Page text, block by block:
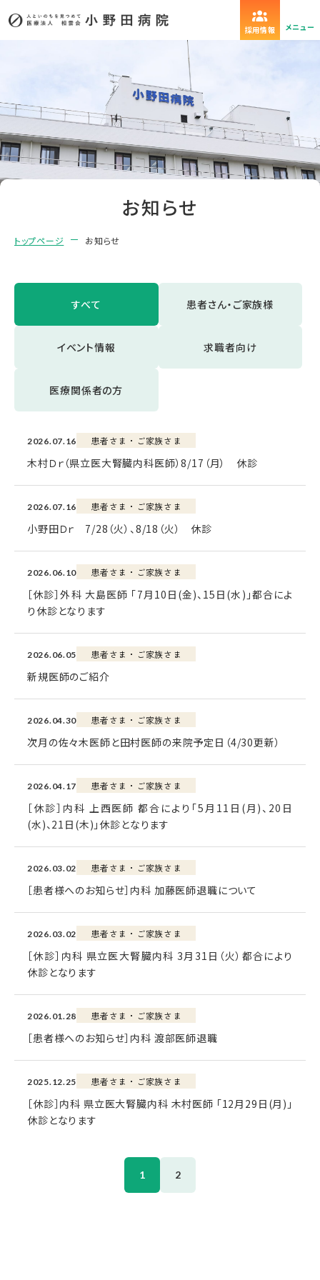
採用情報 メニュー
お知らせ
トップページ お知らせ
すべて 患者さん・ご家族様
イベント情報 求職者向け
医療関係者の方
2026.07.16 患者さま・ご家族さま
木村Ｄｒ（県立医大腎臓内科医師）8/17（月） 休診
2026.07.16 患者さま・ご家族さま
小野田Ｄｒ 7/28（火）、8/18（火） 休診
2026.06.10 患者さま・ご家族さま
［休診］外科 大島医師 「7月10日(金)、15日(水)」都合によ
り休診となります
2026.06.05 患者さま・ご家族さま
新規医師のご紹介
2026.04.30 患者さま・ご家族さま
次月の佐々木医師と田村医師の来院予定日（4/30更新）
2026.04.17 患者さま・ご家族さま
［休診］内科 上西医師 都合により｢5月11日(月)、20日
(水)、21日(木)｣休診となります
2026.03.02 患者さま・ご家族さま
［患者様へのお知らせ］内科 加藤医師退職について
2026.03.02 患者さま・ご家族さま
［休診］内科 県立医大腎臓内科 3月31日（火）都合により
休診となります
2026.01.28 患者さま・ご家族さま
［患者様へのお知らせ］内科 渡部医師退職
2025.12.25 患者さま・ご家族さま
［休診］内科 県立医大腎臓内科 木村医師 「12月29日(月)」
休診となります
1 2